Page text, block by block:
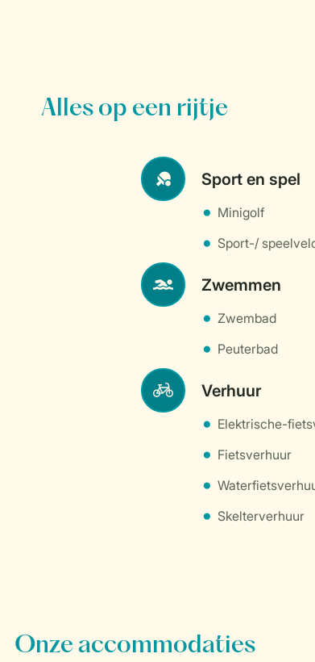
Alles op een rijtje
Sport en spel
Minigolf
Sport-/
Zwemmen
Zwembad
Peuterbad
Verhuur
Elektrische-
Fietsverhuur
Skelterverhuur